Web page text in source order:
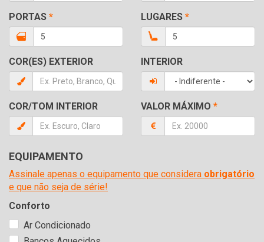
PORTAS * LUGARES *
COR(ES) EXTERIOR INTERIOR
COR/TOM INTERIOR VALOR MÁXIMO *
EQUIPAMENTO
Assinale apenas o equipamento que considera obrigatório
e que não seja de série!
Conforto
Ar Condicionado